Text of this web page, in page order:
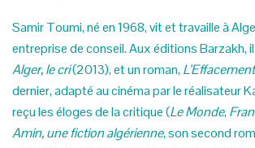
Samir Toumi, né en 1968, vit et travaille à
entreprise de conseil. Aux éditions Barzakh,
Alger, le cri(2013), et un roman,
dernier, adapté au cinéma par le réalisateur
reçu les éloges de la critique (Le Monde,
Amin, une fiction algérienne, son second